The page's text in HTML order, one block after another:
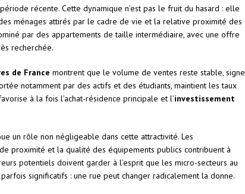
récente. Cette dynamique n’est pas le fruit du hasard : elle
ménages attirés par le cadre de vie et la relative proximité des
par des appartements de taille intermédiaire, avec une offre
recherchée.
de France montrent que le volume de ventes reste stable, signe
notamment par des actifs et des étudiants, maintient les taux
à la fois l’achat-résidence principale et l’investissement
un rôle non négligeable dans cette attractivité. Les
proximité et la qualité des équipements publics contribuent à
potentiels doivent garder à l’esprit que les micro-secteurs au
significatifs : une rue peut changer radicalement la donne.